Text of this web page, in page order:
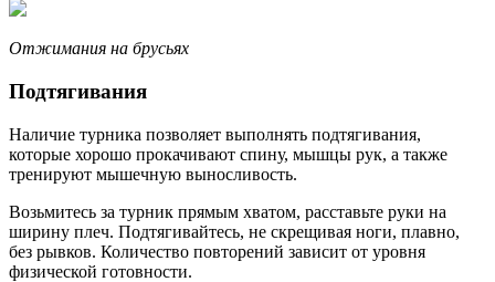
Отжимания на брусьях
Подтягивания
Наличие турника позволяет выполнять подтягивания,
которые хорошо прокачивают спину, мышцы рук, а также
тренируют мышечную выносливость.
Возьмитесь за турник прямым хватом, расставьте руки на
ширину плеч. Подтягивайтесь, не скрещивая ноги, плавно,
без рывков. Количество повторений зависит от уровня
физической готовности.